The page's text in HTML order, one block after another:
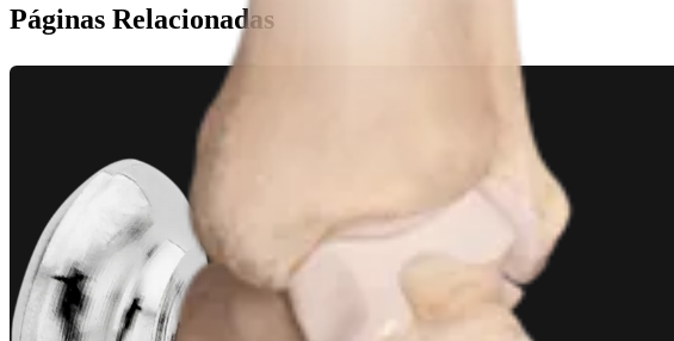
Páginas Relacionadas